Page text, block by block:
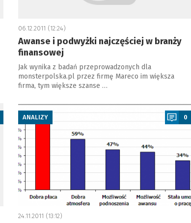
06.12.2011 (12:24)
Awanse i podwyżki najczęściej w branży
finansowej
Jak wynika z badań przeprowadzonych dla
monsterpolska.pl przez firmę Mareco im większa
firma, tym większe szanse …
a
ANALIZY 0
24.11.2011 (13:12)